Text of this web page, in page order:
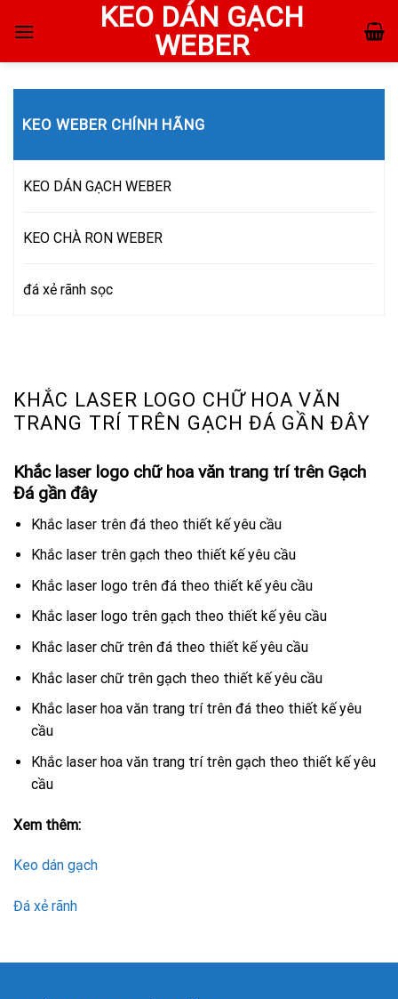
KEO DÁN GẠCH
WEBER
KHẮC LASER LOGO CHỮ HOA VĂN
TRANG TRÍ TRÊN GẠCH ĐÁ GẦN ĐÂY
Khắc laser logo chữ hoa văn trang trí trên Gạch
Đá gần đây
Khắc laser trên đá theo thiết kế yêu cầu
Khắc laser trên gạch theo thiết kế yêu cầu
Khắc laser logo trên đá theo thiết kế yêu cầu
Khắc laser logo trên gạch theo thiết kế yêu cầu
Khắc laser chữ trên đá theo thiết kế yêu cầu
Khắc laser chữ trên gạch theo thiết kế yêu cầu
Khắc laser hoa văn trang trí trên đá theo thiết kế yêu
cầu
Khắc laser hoa văn trang trí trên gạch theo thiết kế yêu
cầu
Xem thêm:
Keo dán gạch
Đá xẻ rãnh
KEO WEBER CHÍNH HÃNG
KEO DÁN GẠCH WEBER
KEO CHÀ RON WEBER
đá xẻ rãnh sọc